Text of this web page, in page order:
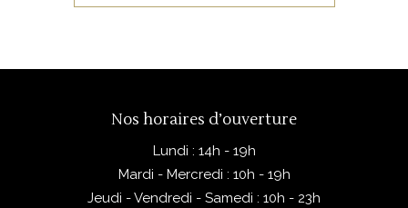
Nos horaires d’ouverture
Lundi : 14h - 19h
Mardi - Mercredi : 10h - 19h
Jeudi - Vendredi - Samedi : 10h - 23h